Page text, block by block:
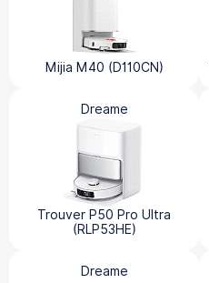
Mijia M40 (D110CN)
Dreame
Trouver P50 Pro Ultra
(RLP53HE)
Dreame